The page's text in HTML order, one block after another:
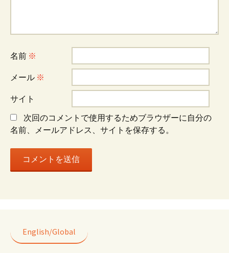
ー
シ
ョ
ン
名前 ※
メール ※
サイト
次回のコメントで使用するためブラウザーに自分の
名前、メールアドレス、サイトを保存する。
English/Global